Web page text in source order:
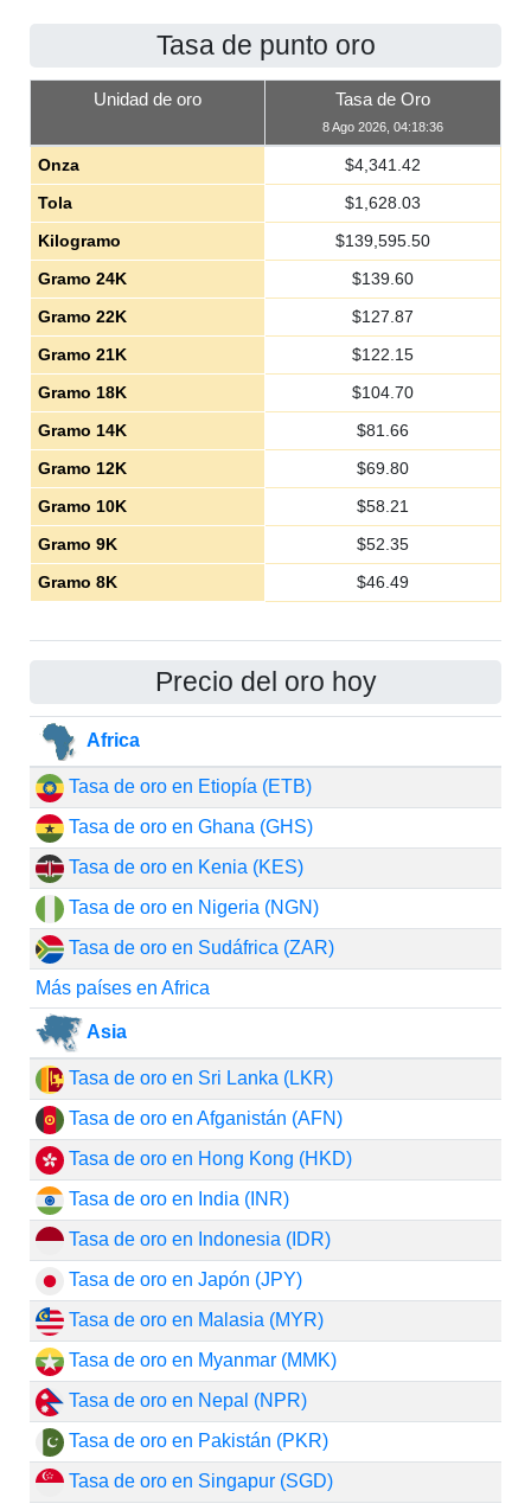
Tasa de punto oro
Unidad de oro Tasa de Oro
8 Ago 2026, 04:18:36
Onza $4,341.42
Tola
$1,628.03
Kilogramo
$139,595.50
Gramo 24K
$139.60
Gramo 22K
$127.87
Gramo 21K
$122.15
Gramo 18K
$104.70
Gramo 14K
$81.66
Gramo 12K
$69.80
Gramo 10K
$58.21
Gramo 9K
$52.35
Gramo 8K
$46.49
Precio del oro hoy
Africa
Tasa de oro en Etiopía (ETB)
Tasa de oro en Ghana (GHS)
Tasa de oro en Kenia (KES)
Tasa de oro en Nigeria (NGN)
Tasa de oro en Sudáfrica (ZAR)
Más países en Africa
Asia
Tasa de oro en Sri Lanka (LKR)
Tasa de oro en Afganistán (AFN)
Tasa de oro en Hong Kong (HKD)
Tasa de oro en India (INR)
Tasa de oro en Indonesia (IDR)
Tasa de oro en Japón (JPY)
Tasa de oro en Malasia (MYR)
Tasa de oro en Myanmar (MMK)
Tasa de oro en Nepal (NPR)
Tasa de oro en Pakistán (PKR)
Tasa de oro en Singapur (SGD)